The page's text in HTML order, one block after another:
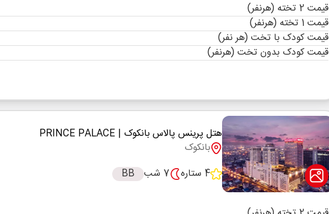
قیمت 2 تخته (هرنفر)
قیمت 1 تخته (هرنفر)
قیمت کودک با تخت (هر نفر)
قیمت کودک بدون تخت (هرنفر)
هتل پرینس پالاس بانکوک | PRINCE PALACE
بانکوک
4 ستاره
7 شب BB